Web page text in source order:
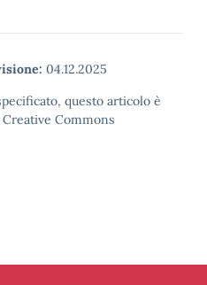
04.12.2025
questo articolo è
Commons